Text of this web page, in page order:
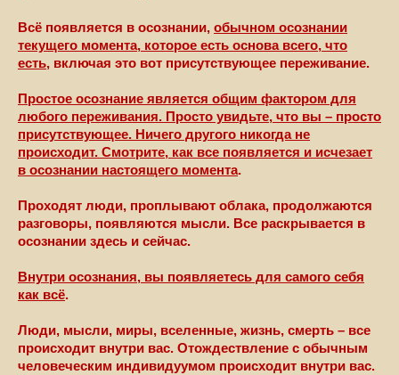
Всё появляется в осознании, обычном осознании
текущего момента, которое есть основа всего, что
есть, включая это вот присутствующее переживание.
Простое осознание является общим фактором для
любого переживания. Просто увидьте, что вы – просто
присутствующее. Ничего другого никогда не
происходит. Смотрите, как все появляется и исчезает
в осознании настоящего момента.
Проходят люди, проплывают облака, продолжаются
разговоры, появляются мысли. Все раскрывается в
осознании здесь и сейчас.
Внутри осознания, вы появляетесь для самого себя
как всё.
Люди, мысли, миры, вселенные, жизнь, смерть – все
происходит внутри вас. Отождествление с обычным
человеческим индивидуумом происходит внутри вас.